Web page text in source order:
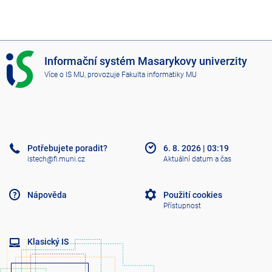
I
S
M
Informační systém Masarykovy univerzity
Více o IS MU, provozuje Fakulta informatiky MU
Potřebujete poradit?
istech@fi.muni.cz
Nápověda
Klasický IS
6. 8. 2026 | 03:19
Aktuální datum a čas
Použití cookies
Přístupnost